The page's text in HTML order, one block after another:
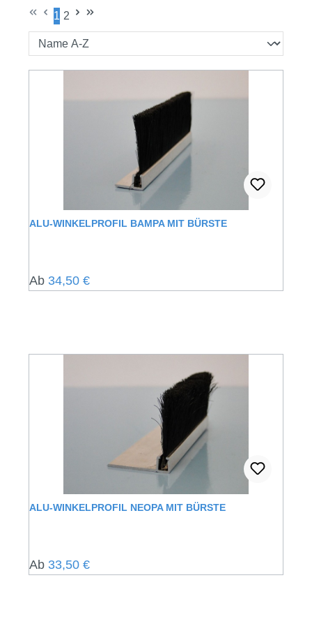
Seite
1
Seite
2
ALU-WINKELPROFIL BAMPA MIT BÜRSTE
Regulärer Preis:
Ab 34,50 €
ALU-WINKELPROFIL NEOPA MIT BÜRSTE
Regulärer Preis:
Ab 33,50 €